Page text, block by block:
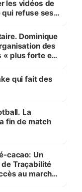
les vidéos de
qui refuse ses
Dominique
des
« plus forte et
»
qui fait des
La
fin de match
cacao: Un
Traçabilité
au marché